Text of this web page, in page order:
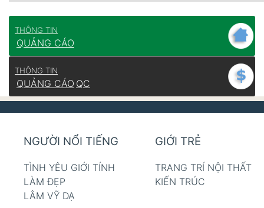
THÔNG TIN
QUẢNG CÁO
THÔNG TIN
QUẢNG CÁO QC
NGƯỜI NỔI TIẾNG
TÌNH YÊU GIỚI TÍNH
LÀM ĐẸP
LÂM VỸ DẠ
GIỚI TRẺ
TRANG TRÍ NỘI THẤT
KIẾN TRÚC